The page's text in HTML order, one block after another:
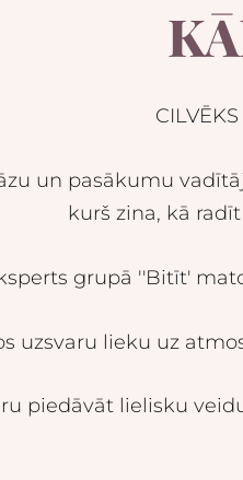
un pasākumu
kurš zina, kā
grupā ''Bitīt'
uzsvaru lieku uz
piedāvāt lielisku